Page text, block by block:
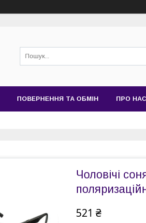
ПОВЕРНЕННЯ ТА ОБМІН ПРО НАС
Чоловічі
521 ₴